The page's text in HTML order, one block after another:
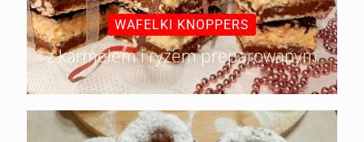
WAFELKI KNOPPERS
z karmelem i ryżem preparowanym